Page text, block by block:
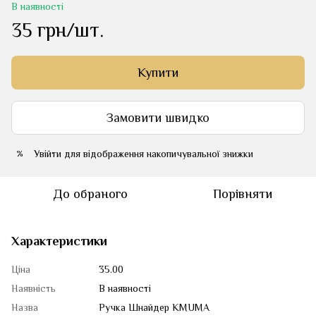
В наявності
35 грн/шт.
Купити
Замовити швидко
% Увійти для відображення накопичувальної знижки
До обраного Порівняти
Характеристики
Ціна
35.00
Наявність
В наявності
Назва
Ручка Шнайдер KMUMA